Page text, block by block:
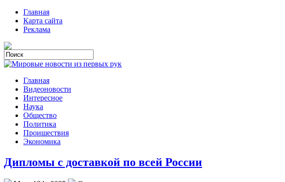
Главная
Карта сайта
Реклама
Главная
Видеоновости
Интересное
Наука
Общество
Политика
Проишествия
Экономика
Дипломы с доставкой по всей России